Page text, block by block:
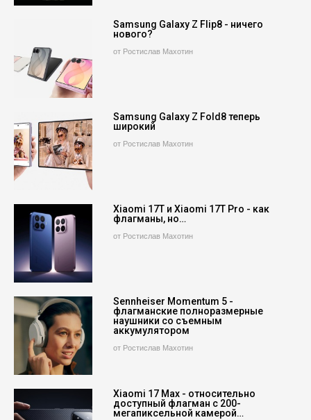
Samsung Galaxy Z Flip8 - ничего
нового?
от Ростислав Махотин
Samsung Galaxy Z Fold8 теперь
широкий
от Ростислав Махотин
Xiaomi 17T и Xiaomi 17T Pro - как
флагманы, но…
от Ростислав Махотин
Sennheiser Momentum 5 -
флагманские полноразмерные
наушники со съемным
аккумулятором
от Ростислав Махотин
Xiaomi 17 Max - относительно
доступный флагман с 200-
мегапиксельной камерой…